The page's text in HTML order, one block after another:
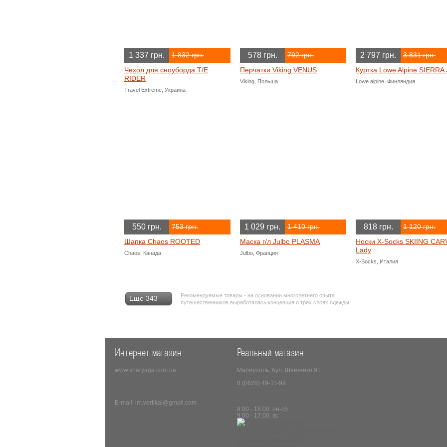
1 337 грн. 1 832 грн.
Чехол для сноуборда T/E
RIDER
Travel Extreme, Украина
578 грн. 792 грн.
Перчатки Viking VENUS
Viking, Польша
2 797 грн. 3 831 грн.
Куртка Lowe Alpine SIERRA
Lowe alpine, Финляндия
550 грн. 753 грн.
Шапка Chaos ROOTED
Chaos, Канада
1 029 грн. 1 410 грн.
Маска г/л Julbo PLASMA
Julbo, Франция
818 грн. 1 120 грн.
Носки X-Socks SKIING
Lady
X-Socks, Италия
Еще 343
Рекомендуемые товары - на основании многолетнего опыта
путешественников выработалась концепция о трех слоях одежды.
Интернет магазин
www.snaryaga.com.ua
E-mail: im.vertikal@gmail.com
Реальный магазин
Мариуполь, бул. Шевченко 91
8 (0629) 49-11-99
9.00 - 18.00: пн-сб
9.00 - 17.00: вс